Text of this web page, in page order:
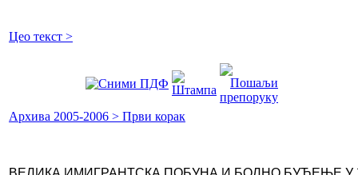
Цео текст >
Архива 2005-2006 > Први корак